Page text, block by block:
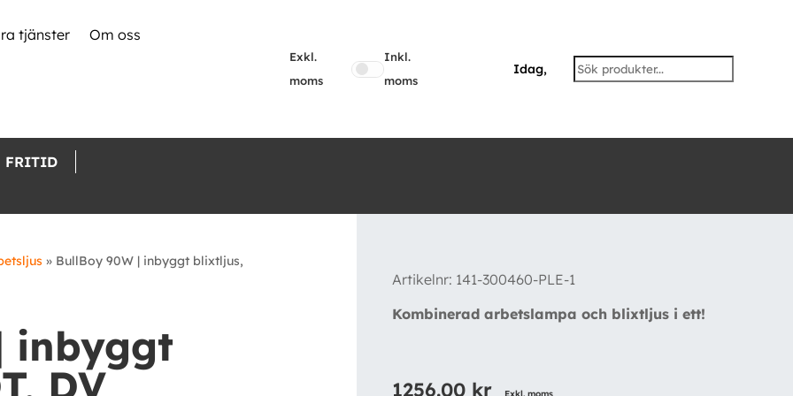
tjänster Om oss
Exkl.
moms
Inkl.
moms
Idag,
FRITID
» BullBoy 90W | inbyggt blixtljus,
inbyggt
DV
Artikelnr: 141-300460-PLE-1
Kombinerad arbetslampa och blixtljus i ett!
1256.00 kr